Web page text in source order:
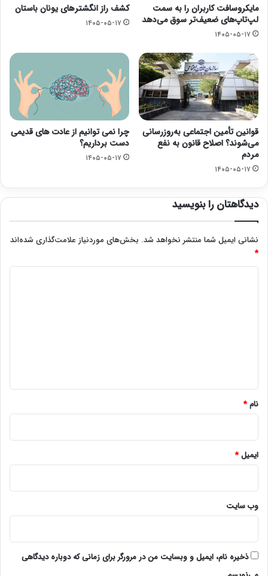
مایکروسافت کاربران را به سمت
لپ‌تاپ‌های ضعیف‌تر سوق می‌دهد
۱۴۰۵-۰۵-۱۷
کشف راز انگشترهای یونان باستان
۱۴۰۵-۰۵-۱۷
قوانین تأمین اجتماعی به‌روزرسانی
می‌شوند؟ اصلاح قانون به نفع
مردم
۱۴۰۵-۰۵-۱۷
چرا نمی توانیم از عادت های قدیمی
دست برداریم؟
۱۴۰۵-۰۵-۱۷
دیدگاهتان را بنویسید
نشانی ایمیل شما منتشر نخواهد شد. بخش‌های موردنیاز علامت‌گذاری شده‌اند
*
نام*
ایمیل*
وب‌ سایت
ذخیره نام، ایمیل و وبسایت من در مرورگر برای زمانی که دوباره دیدگاهی